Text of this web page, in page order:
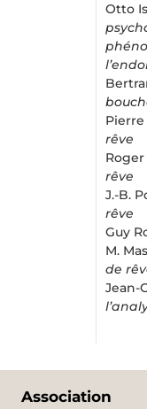
Otto
Pierre
rêve
rêve
J.-B.
rêve
Guy
M.
de
Jean-
Association